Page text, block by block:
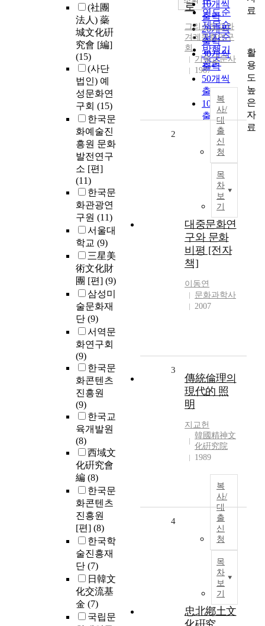
(社團
法人) 蘂
城文化硏
究會 [編]
(15)
(사단
법인) 예
성문화연
구회 (15)
한국문
화예술진
흥원 문화
발전연구
소 [편]
(11)
한국문
화관광연
구원 (11)
서울대
학교 (9)
三星美
術文化財
團 [편] (9)
삼성미
술문화재
단 (9)
서역문
화연구회
(9)
한국문
화콘텐츠
진흥원
(9)
한국교
육개발원
(8)
西域文
化硏究會
編 (8)
한국문
화콘텐츠
진흥원
[편] (8)
한국학
술진흥재
단 (7)
日韓文
化交流基
金 (7)
국립문
연도순
제목순
저자순
발행기
관순
10개씩
출력
20개씩
출력
30개씩
출력
50개씩
출력
100개씩
출력
로
그리스도교와
겨레문화연구
회
기독교문사
1987
복
사/
대
출
신
청
목
차
보
기
2
대중문화연
구와 문화
비평 [전자
책]
이동연
문화과학사
2007
3
傳統倫理의
現代的 照
明
지교헌
韓國精神文
化硏究院
1989
복
사/
대
출
신
청
목
차
보
기
4
忠北鄕土文
료
활
용
도
높
은
자
료